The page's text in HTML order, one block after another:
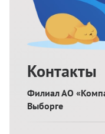
Контакты
Филиал АО
Выборге